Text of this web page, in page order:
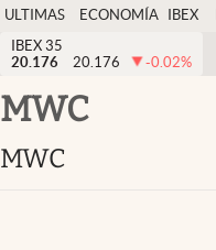
Actualidad
Criptomonedas
España
ULTIMAS
NOTICIAS
ECONOMÍA
FINANZAS
IBEX
EURO
IBEX 35
20.176
20.176 -0.02%
MWC
MWC